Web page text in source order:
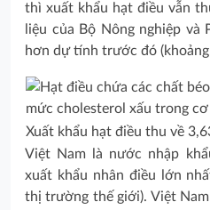
thì xuất khẩu hạt điều vẫn
liệu của Bộ Nông nghiệp
hơn dự tính trước đó
Xuất khẩu hạt điều thu về
Việt Nam là nước nhập
xuất khẩu nhân điều lớn
thị trường thế giới). Việt